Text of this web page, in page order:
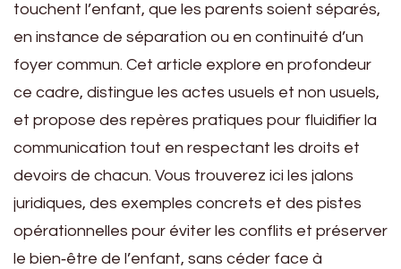
touchent l’enfant, que les parents soient séparés,
en instance de séparation ou en continuité d’un
foyer commun. Cet article explore en profondeur
ce cadre, distingue les actes usuels et non usuels,
et propose des repères pratiques pour fluidifier la
communication tout en respectant les droits et
devoirs de chacun. Vous trouverez ici les jalons
juridiques, des exemples concrets et des pistes
opérationnelles pour éviter les conflits et préserver
le bien‑être de l’enfant, sans céder face à